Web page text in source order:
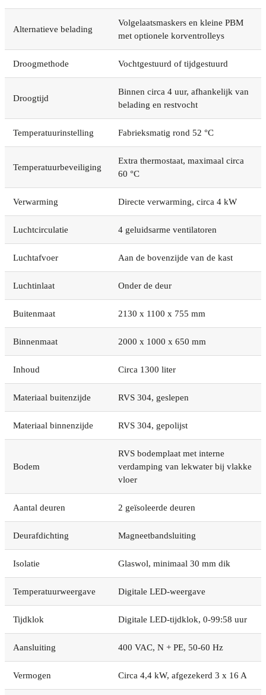
Alternatieve belading
Volgelaatsmaskers en kleine PBM
met optionele korventrolleys
Droogmethode Vochtgestuurd of tijdgestuurd
Droogtijd
Binnen circa 4 uur, afhankelijk van
belading en restvocht
Temperatuurinstelling Fabrieksmatig rond 52 °C
Temperatuurbeveiliging
Extra thermostaat, maximaal circa
60 °C
Verwarming Directe verwarming, circa 4 kW
Luchtcirculatie 4 geluidsarme ventilatoren
Luchtafvoer Aan de bovenzijde van de kast
Luchtinlaat Onder de deur
Buitenmaat 2130 x 1100 x 755 mm
Binnenmaat 2000 x 1000 x 650 mm
Inhoud Circa 1300 liter
Materiaal buitenzijde RVS 304, geslepen
Materiaal binnenzijde RVS 304, gepolijst
Bodem
RVS bodemplaat met interne
verdamping van lekwater bij vlakke
vloer
Aantal deuren 2 geïsoleerde deuren
Deurafdichting Magneetbandsluiting
Isolatie Glaswol, minimaal 30 mm dik
Temperatuurweergave Digitale LED-weergave
Tijdklok Digitale LED-tijdklok, 0-99:58 uur
Aansluiting 400 VAC, N + PE, 50-60 Hz
Vermogen Circa 4,4 kW, afgezekerd 3 x 16 A